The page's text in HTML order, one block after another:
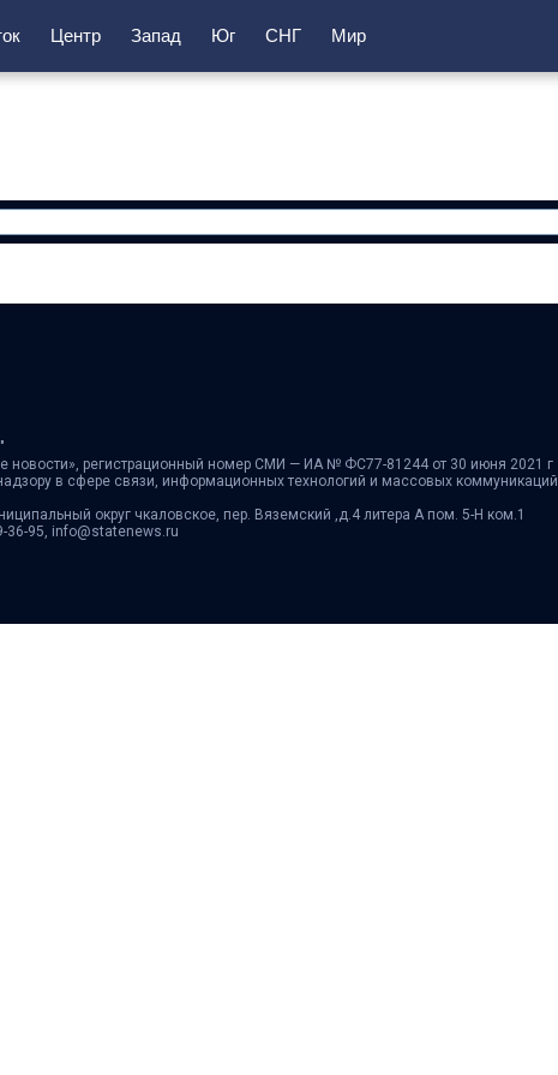
Центр Запад Юг СНГ Мир
новости», регистрационный номер СМИ — ИА № ФС77-81244 от 30 июня 2021 г
в сфере связи, информационных технологий и массовых коммуникаций
округ чкаловское, пер. Вяземский ,д.4 литера А пом. 5-Н ком.1
36-95, info@statenews.ru